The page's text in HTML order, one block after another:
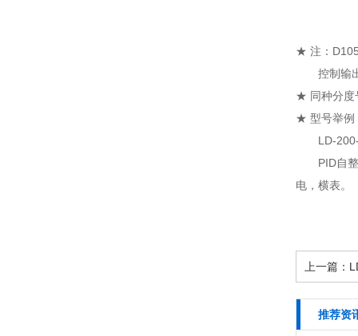
★ 注：
控制输出
★ 同种分度
★ 型号举例
LD-200-
PID自整
电，横表。
上一篇：
推荐资